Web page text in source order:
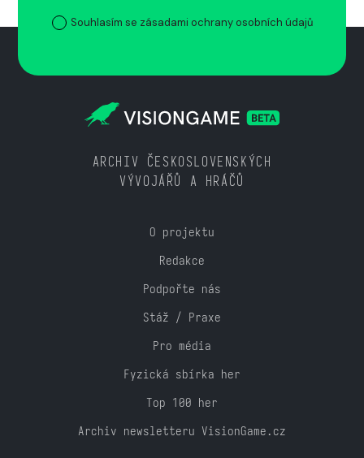
Souhlasím se zásadami ochrany osobních údajů
ARCHIV ČESKOSLOVENSKÝCH
VÝVOJÁŘŮ A HRÁČŮ
O projektu
Redakce
Podpořte nás
Stáž / Praxe
Pro média
Fyzická sbírka her
Top 100 her
Archiv newsletteru VisionGame.cz